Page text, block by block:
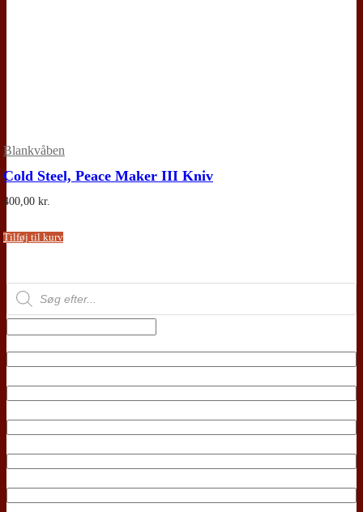
Blankvåben
Cold Steel, Peace Maker III Kniv
400,00 kr.
Tilføj til kurv
Products
search